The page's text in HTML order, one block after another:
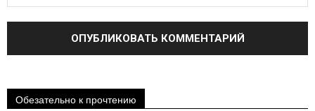
Обезательно к прочтению